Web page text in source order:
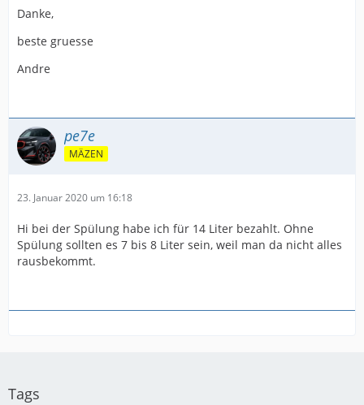
Beste Grüße.
Andre.
Danke,
beste gruesse
Andre
pe7e
MÄZEN
23. Januar 2020 um 16:18
Hi bei der Spülung habe ich für 14 Liter bezahlt. Ohne
Spülung sollten es 7 bis 8 Liter sein, weil man da nicht alles
rausbekommt.
Tags